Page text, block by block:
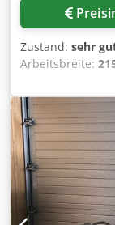
Zustand: sehr
Arbeitsbreite:
Komplette
Fabrik besteht
24 ,
SMEI ,
Richten und
VITARI NR10 -
max.10mm,
Aedqock - Aber